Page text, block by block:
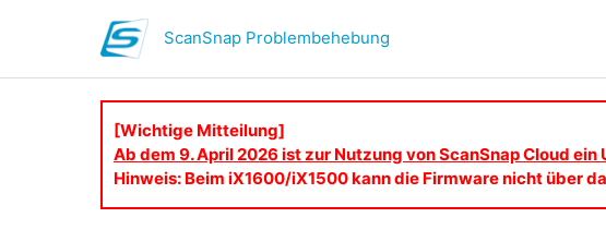
ScanSnap Problembehebung
[Wichtige Mitteilung]
Ab dem 9. April 2026 ist zur Nutzung von ScanSnap Cloud
Hinweis: Beim iX1600/iX1500 kann die Firmware nicht über